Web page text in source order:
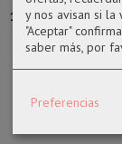
1027 Hada azul
de la...
14,50 €
y nos avisan si
"Aceptar"
saber más, por
Preferencias